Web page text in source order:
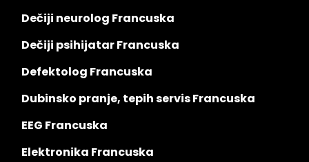
Dečiji neurolog Francuska
Dečiji psihijatar Francuska
Defektolog Francuska
Dubinsko pranje, tepih servis Francuska
EEG Francuska
Elektronika Francuska